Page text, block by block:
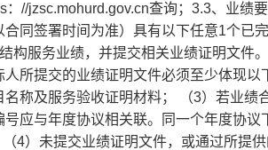
：//jzsc.mohurd.gov.cn查询；3.3、业绩
合同签署时间为准）具有以下任意1个已
构服务业绩，并提交相关业绩证明文件
人所提交的业绩证明文件必须至少体现
名称及服务验收证明材料； （3）若业
号应与年度协议相关联。同一个年度协
4）未提交业绩证明文件，或通过所提